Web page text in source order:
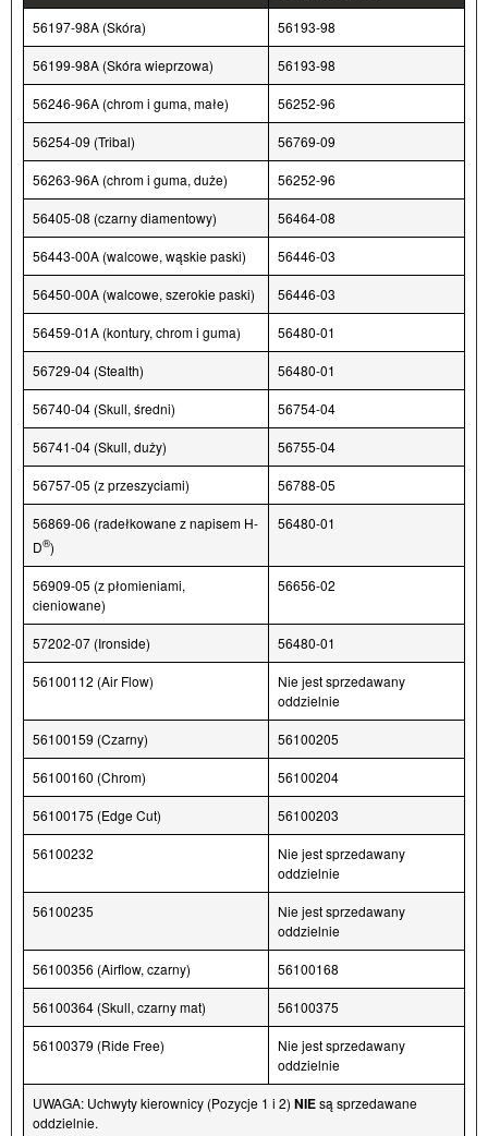
56197-98A (Skóra) 56193-98
56199-98A (Skóra wieprzowa) 56193-98
56246-96A (chrom i guma, małe) 56252-96
56254-09 (Tribal) 56769-09
56263-96A (chrom i guma, duże) 56252-96
56405-08 (czarny diamentowy) 56464-08
56443-00A (walcowe, wąskie paski) 56446-03
56450-00A (walcowe, szerokie paski) 56446-03
56459-01A (kontury, chrom i guma) 56480-01
56729-04 (Stealth) 56480-01
56740-04 (Skull, średni) 56754-04
56741-04 (Skull, duży) 56755-04
56757-05 (z przeszyciami) 56788-05
56869-06 (radełkowane z napisem H-
D®)
56480-01
56909-05 (z płomieniami,
cieniowane)
56656-02
57202-07 (Ironside) 56480-01
56100112 (Air Flow)
Nie jest sprzedawany
oddzielnie
56100159 (Czarny) 56100205
56100160 (Chrom) 56100204
56100175 (Edge Cut) 56100203
56100232
Nie jest sprzedawany
oddzielnie
56100235
Nie jest sprzedawany
oddzielnie
56100356 (Airflow, czarny) 56100168
56100364 (Skull, czarny mat) 56100375
56100379 (Ride Free)
Nie jest sprzedawany
oddzielnie
UWAGA: Uchwyty kierownicy (Pozycje 1 i 2) NIEsą sprzedawane
oddzielnie.